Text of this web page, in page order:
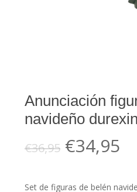
Anunciación
navideño
€36,95 El
precio
original
€34,95El
Set de figuras de belén